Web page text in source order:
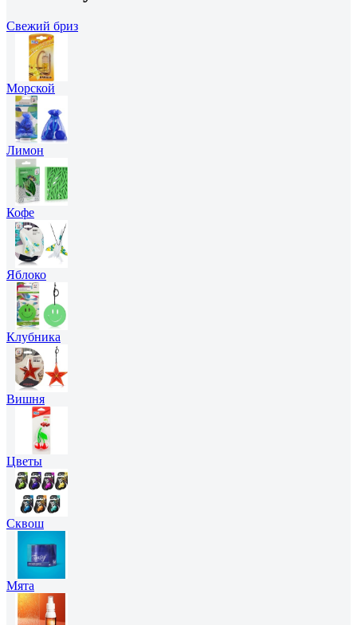
Свежий бриз
Морской
Лимон
Кофе
Яблоко
Клубника
Вишня
Цветы
Сквош
Мята